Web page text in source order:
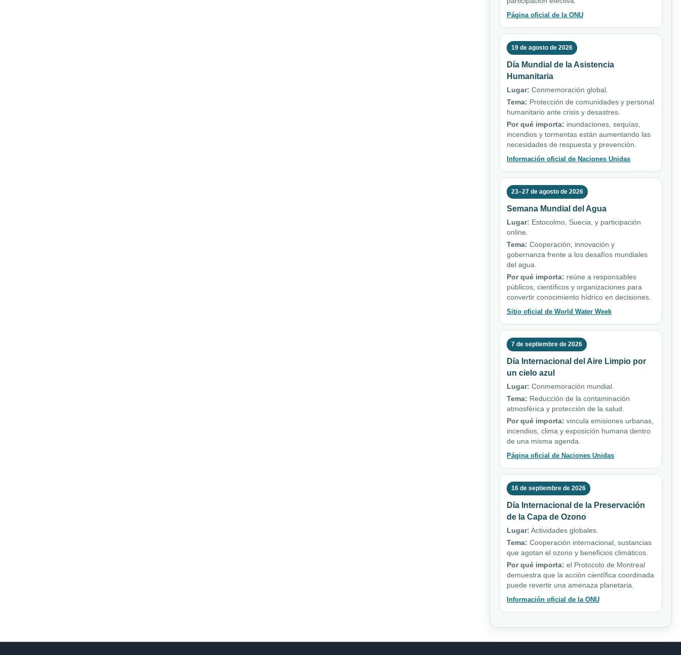
Página oficial de la ONU
19 de agosto de 2026
Día Mundial de la Asistencia
Humanitaria
Lugar: Conmemoración global.
Tema: Protección de comunidades y personal
humanitario ante crisis y desastres.
Por qué importa: inundaciones, sequías,
incendios y tormentas están aumentando las
necesidades de respuesta y prevención.
Información oficial de Naciones Unidas
23–27 de agosto de 2026
Semana Mundial del Agua
Lugar: Estocolmo, Suecia, y participación
online.
Tema: Cooperación, innovación y
gobernanza frente a los desafíos mundiales
del agua.
Por qué importa: reúne a responsables
públicos, científicos y organizaciones para
convertir conocimiento hídrico en decisiones.
Sitio oficial de World Water Week
7 de septiembre de 2026
Día Internacional del Aire Limpio por
un cielo azul
Lugar: Conmemoración mundial.
Tema: Reducción de la contaminación
atmosférica y protección de la salud.
Por qué importa: vincula emisiones urbanas,
incendios, clima y exposición humana dentro
de una misma agenda.
Página oficial de Naciones Unidas
16 de septiembre de 2026
Día Internacional de la Preservación
de la Capa de Ozono
Lugar: Actividades globales.
Tema: Cooperación internacional, sustancias
que agotan el ozono y beneficios climáticos.
Por qué importa: el Protocolo de Montreal
demuestra que la acción científica coordinada
puede revertir una amenaza planetaria.
Información oficial de la ONU